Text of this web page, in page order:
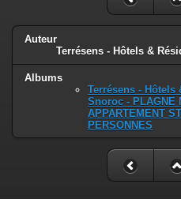
Auteur
Terrésens - Hôtels &
Albums
Terrésens - Hôtels
Snoroc - PLAGNE
APPARTEMENT
PERSONNES